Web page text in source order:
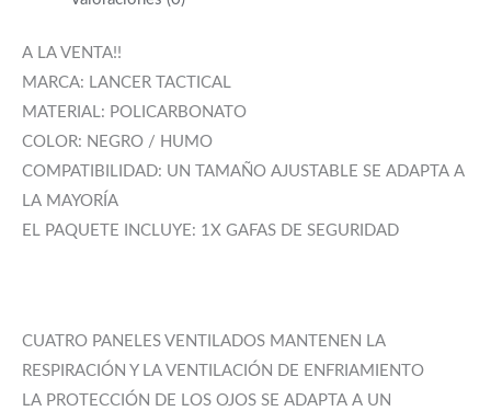
A LA VENTA!!
MARCA: LANCER TACTICAL
MATERIAL: POLICARBONATO
COLOR: NEGRO / HUMO
COMPATIBILIDAD: UN TAMAÑO AJUSTABLE SE ADAPTA A
LA MAYORÍA
EL PAQUETE INCLUYE: 1X GAFAS DE SEGURIDAD
CUATRO PANELES VENTILADOS MANTENEN LA
RESPIRACIÓN Y LA VENTILACIÓN DE ENFRIAMIENTO
LA PROTECCIÓN DE LOS OJOS SE ADAPTA A UN